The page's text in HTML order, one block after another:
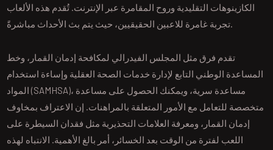
الكازينوهات التقليدية وروح المقامرة عبر الإنترنت. تُقدم هذه الألعاب
تجربة غامرة للاعبين الحقيقيين، حيث يتم بث الأحداث مباشرةً.
تقدم فرق مثل المجلس الفيدرالي لمكافحة إدمان القمار، وخط
المساعدة الوطني التابع لإدارة خدمات الصحة العقلية وإساءة استخدام
المواد (SAMHSA)، مساعدة سرية، ويمكنك الحصول على مساعدة
متخصصة للتعامل مع الأمور المتعلقة بالمراهنات. إن الاعتراف بمخاوف
إدمان القمار، ومعرفة العلامات التحذيرية مثل فقدان السيطرة على
اللعب لفترة من الوقت بعد الخسائر، أمر بالغ الأهمية. الانتباه لهذه